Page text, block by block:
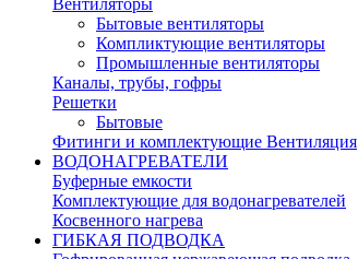
Вентиляторы
Бытовые вентиляторы
Компликтующие вентиляторы
Промышленные вентиляторы
Каналы, трубы, гофры
Решетки
Бытовые
Фитинги и комплектующие Вентиляция
ВОДОНАГРЕВАТЕЛИ
Буферные емкости
Комплектующие для водонагревателей
Косвенного нагрева
ГИБКАЯ ПОДВОДКА